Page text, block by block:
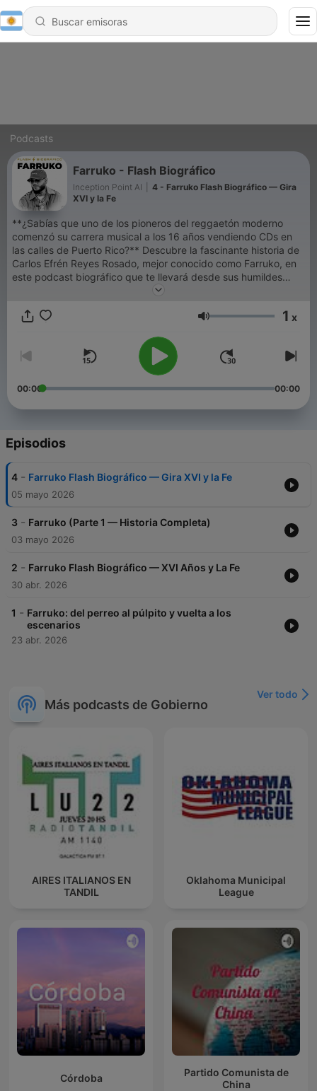
Podcasts
Farruko - Flash Biográfico
Inception Point AI
4 - Farruko Flash Biográfico — Gira
XVI y la Fe
**¿Sabías que uno de los pioneros del reggaetón moderno
comenzó su carrera musical a los 16 años vendiendo CDs en
las calles de Puerto Rico?** Descubre la fascinante historia de
Carlos Efrén Reyes Rosado, mejor conocido como Farruko, en
este podcast biográfico que te llevará desde sus humildes
inicios en Bayamón hasta convertirse en una superestrella
definieron su trayectoria: desde sus primeras colaboraciones
espiritual que marcó un antes y después en su música.
Exploramos su evolución artística a través de álbumes icónicos
como "El Talento Del Bloque" y "Gangalee", su incursión en el
trap latino, y cómo logró fusionar el reggaetón tradicional con
internacionales. Analizamos sus controversias, su reinvención
narrativa completa sobre el artista que redefinió los límit This
content was created in partnership and with the help of
Artificial Intelligence AI.
Volumen 1 x
00:00 00:00
Episodios
4 - Farruko Flash Biográfico — Gira XVI y la Fe
05 mayo 2026
3 - Farruko (Parte 1 — Historia Completa)
03 mayo 2026
2 - Farruko Flash Biográfico — XVI Años y La Fe
30 abr. 2026
1 - Farruko: del perreo al púlpito y vuelta a los
escenarios
23 abr. 2026
Más podcasts de Gobierno
Ver todo
AIRES ITALIANOS EN
TANDIL
Oklahoma Municipal
League
Córdoba
Partido Comunista de
China